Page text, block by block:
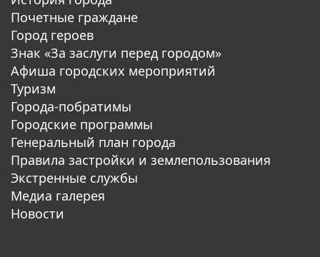
Почетные граждане
Город героев
Знак «За заслуги перед городом»
Афиша городских мероприятий
Туризм
Города-побратимы
Городские программы
Генеральный план города
Правила застройки и землепользования
Экстренные службы
Медиа галерея
Новости